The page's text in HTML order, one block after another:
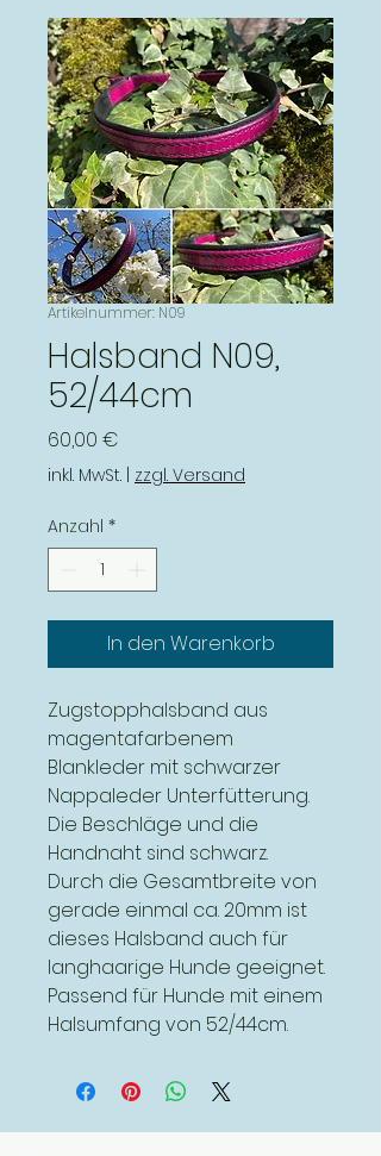
Artikelnummer: N09
Halsband N09,
52/44cm
60,00 €
inkl. MwSt. zzgl. Versand
Anzahl *
In den Warenkorb
Zugstopphalsband aus
magentafarbenem
Blankleder mit schwarzer
Nappaleder Unterfütterung.
Die Beschläge und die
Handnaht sind schwarz.
Durch die Gesamtbreite von
gerade einmal ca. 20mm ist
dieses Halsband auch für
langhaarige Hunde geeignet.
Passend für Hunde mit einem
Halsumfang von 52/44cm.